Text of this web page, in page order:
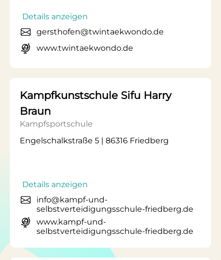
Details anzeigen
gersthofen@twintaekwondo.de
www.twintaekwondo.de
Kampfkunstschule Sifu Harry
Braun
Kampfsportschule
Engelschalkstraße 5 | 86316 Friedberg
Details anzeigen
info@kampf-und-
selbstverteidigungsschule-friedberg.de
www.kampf-und-
selbstverteidigungsschule-friedberg.de